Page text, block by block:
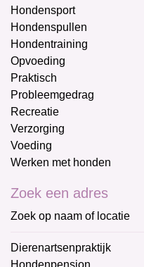
Hondensport
Hondenspullen
Hondentraining
Opvoeding
Praktisch
Probleemgedrag
Recreatie
Verzorging
Voeding
Werken met honden
Zoek een adres
Zoek op naam of locatie
Dierenartsenpraktijk
Hondenpension